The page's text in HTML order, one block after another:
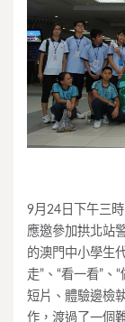
9月24日下午三
應邀參加拱北站
的澳門中小學生
走”、“看一看”、
短片、體驗邊檢
作，渡過了一個